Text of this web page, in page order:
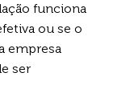
funciona
ou se o
empresa
ser